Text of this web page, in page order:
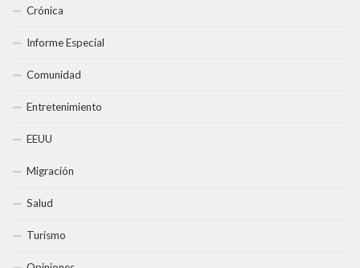
Crónica
Informe Especial
Comunidad
Entretenimiento
EEUU
Migración
Salud
Turismo